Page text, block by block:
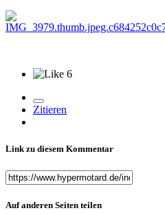
6
Zitieren
Link zu diesem Kommentar
Auf anderen Seiten teilen